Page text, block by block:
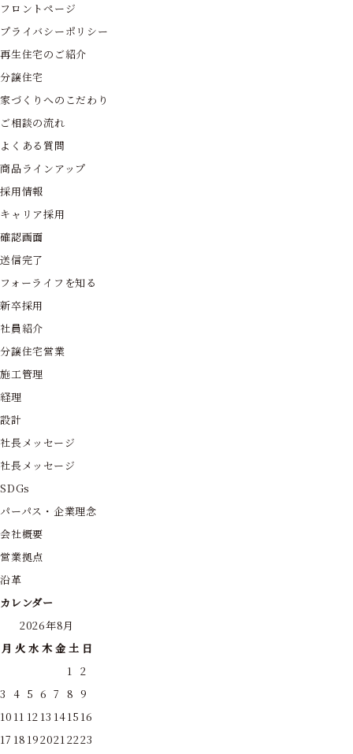
フロントページ
プライバシーポリシー
再生住宅のご紹介
分譲住宅
家づくりへのこだわり
ご相談の流れ
よくある質問
商品ラインアップ
採用情報
キャリア採用
確認画面
送信完了
フォーライフを知る
新卒採用
社員紹介
分譲住宅営業
施工管理
経理
設計
社長メッセージ
社長メッセージ
SDGs
パーパス・企業理念
会社概要
営業拠点
沿革
カレンダー
2026年8月
月 火水 木金 土 日
1 2
3 4 5 6 7 8 9
10 11 12 13 1415 16
17 18 1920212223